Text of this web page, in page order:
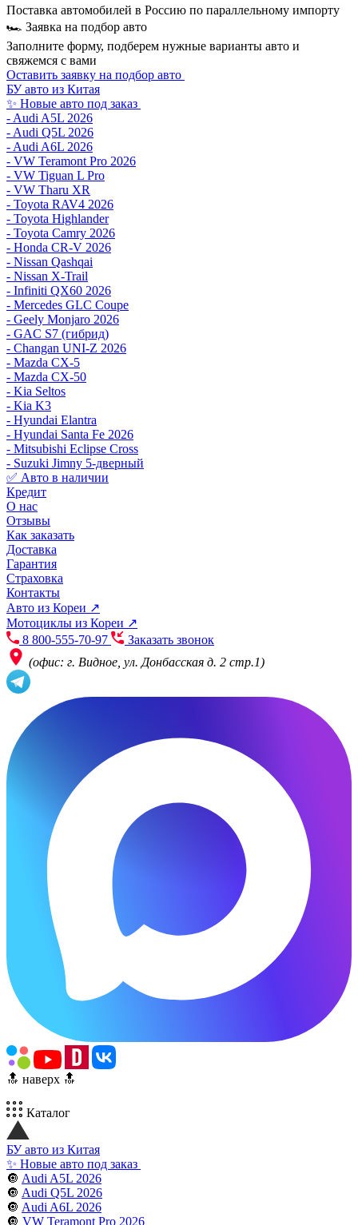
Поставка автомобилей в Россию по параллельному импорту
🏎 Заявка на подбор авто
Заполните форму, подберем нужные варианты авто и
свяжемся с вами
Оставить заявку на подбор авто
БУ авто из Китая
✨ Новые авто под заказ
- Audi A5L 2026
- Audi Q5L 2026
- Audi A6L 2026
- VW Teramont Pro 2026
- VW Tiguan L Pro
- VW Tharu XR
- Toyota RAV4 2026
- Toyota Highlander
- Toyota Camry 2026
- Honda CR-V 2026
- Nissan Qashqai
- Nissan X-Trail
- Infiniti QX60 2026
- Mercedes GLC Coupe
- Geely Monjaro 2026
- GAC S7 (гибрид)
- Changan UNI-Z 2026
- Mazda CX-5
- Mazda CX-50
- Kia Seltos
- Kia K3
- Hyundai Elantra
- Hyundai Santa Fe 2026
- Mitsubishi Eclipse Cross
- Suzuki Jimny 5-дверный
✅ Авто в наличии
Кредит
О нас
Отзывы
Как заказать
Доставка
Гарантия
Страховка
Контакты
Авто из Кореи ↗
Мотоциклы из Кореи ↗
8 800-555-70-97
Заказать звонок
(офис: г. Видное, ул. Донбасская д. 2 стр.1)
🔝 наверх 🔝
Каталог
БУ авто из Китая
✨ Новые авто под заказ
🔘 Audi A5L 2026
🔘 Audi Q5L 2026
🔘 Audi A6L 2026
🔘 VW Teramont Pro 2026